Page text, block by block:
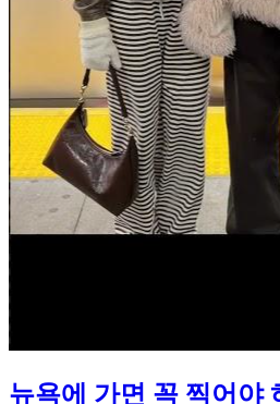
뉴욕에 가면 꼭 찍어야